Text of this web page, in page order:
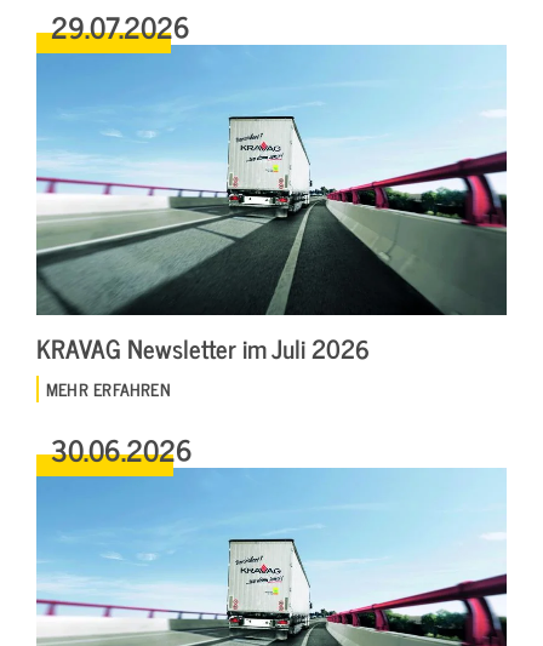
29.07.2026
KRAVAG Newsletter im Juli 2026
MEHR ERFAHREN
30.06.2026